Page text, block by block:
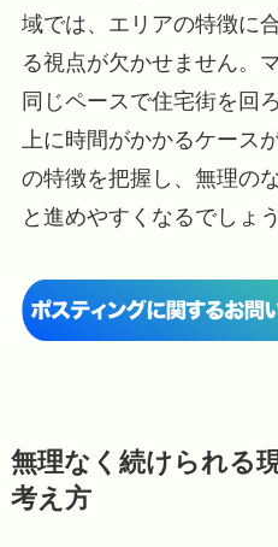
域では、エリアの特徴に
る視点が欠かせません。
同じペースで住宅街を回
上に時間がかかるケース
の特徴を把握し、無理の
と進めやすくなるでしょう
無理なく続けられる
考え方